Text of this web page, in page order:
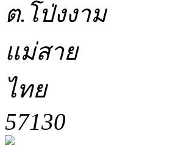
ต.โป่งงาม
แม่สาย
ไทย
57130